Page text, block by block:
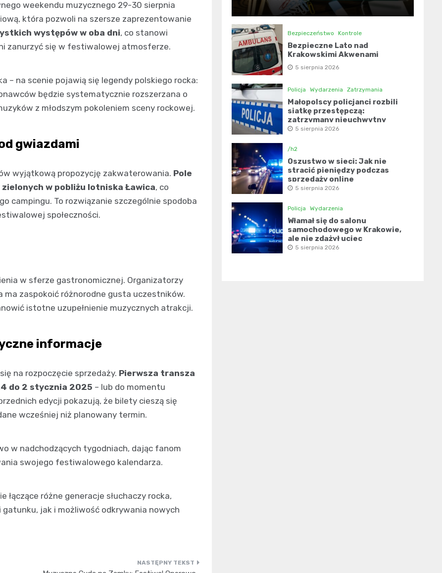
weekendu muzycznego 29-30 sierpnia
która pozwoli na szersze zaprezentowanie
występów w oba dni, co stanowi
zanurzyć się w festiwalowej atmosferze.
na scenie pojawią się legendy polskiego rocka:
będzie systematycznie rozszerzana o
z młodszym pokoleniem sceny rockowej.
gwiazdami
wyjątkową propozycję zakwaterowania. Pole
w pobliżu lotniska Ławica, co
To rozwiązanie szczególnie spodoba
społeczności.
w sferze gastronomicznej. Organizatorzy
zaspokoić różnorodne gusta uczestników.
istotne uzupełnienie muzycznych atrakcji.
informacje
na rozpoczęcie sprzedaży. Pierwsza transza
do 2 stycznia 2025 – lub do momentu
edycji pokazują, że bilety cieszą się
wcześniej niż planowany termin.
w nadchodzących tygodniach, dając fanom
swojego festiwalowego kalendarza.
łączące różne generacje słuchaczy rocka,
jak i możliwość odkrywania nowych
Bezpieczeństwo Kontrole
Bezpieczne Lato nad
Krakowskimi Akwenami
5 sierpnia 2026
Policja Wydarzenia Zatrzymania
Małopolscy policjanci rozbili
siatkę przestępczą:
zatrzymany nieuchwytny
narkotykowiec!
5 sierpnia 2026
/h2
Oszustwo w sieci: Jak nie
stracić pieniędzy podczas
sprzedaży online
5 sierpnia 2026
Policja Wydarzenia
Włamał się do salonu
samochodowego w Krakowie,
ale nie zdążył uciec
5 sierpnia 2026